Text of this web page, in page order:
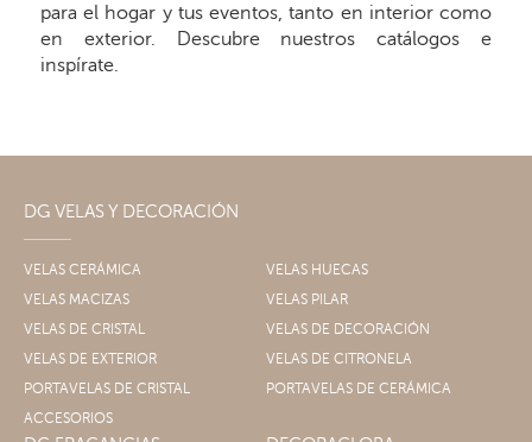
para el hogar y tus eventos, tanto en interior como
en exterior. Descubre nuestros catálogos e
inspírate.
DG VELAS Y DECORACIÓN
VELAS CERÁMICA
VELAS HUECAS
VELAS MACIZAS
VELAS PILAR
VELAS DE CRISTAL
VELAS DE DECORACIÓN
VELAS DE EXTERIOR
VELAS DE CITRONELA
PORTAVELAS DE CRISTAL
PORTAVELAS DE CERÁMICA
ACCESORIOS